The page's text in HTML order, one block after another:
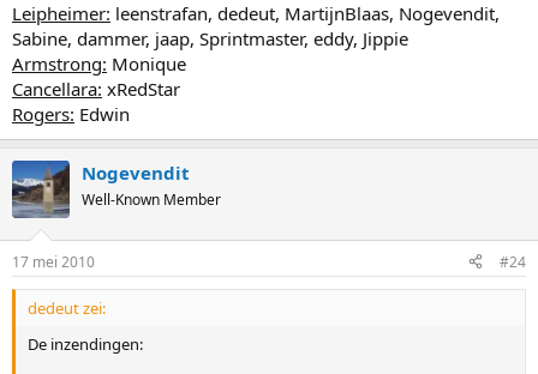
Leipheimer: leenstrafan, dedeut, MartijnBlaas, Nogevendit,
Sabine, dammer, jaap, Sprintmaster, eddy, Jippie
Armstrong: Monique
Cancellara: xRedStar
Rogers: Edwin
Nogevendit
Well-Known Member
17 mei 2010 #24
dedeut zei:
De inzendingen: